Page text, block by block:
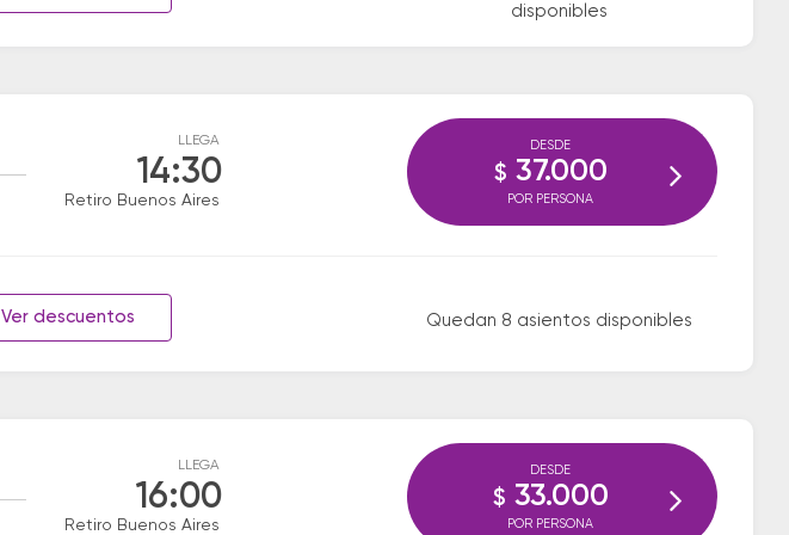
disponibles
LLEGA
14:30
Retiro Buenos Aires
Ver descuentos Quedan 8 asientos disponibles
DESDE
$ 37.000
POR PERSONA
LLEGA
16:00
Retiro Buenos Aires
DESDE
$ 33.000
POR PERSONA